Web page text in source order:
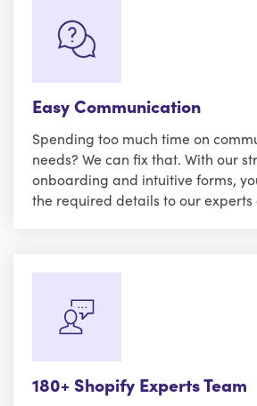
Easy Communication
Spending too much time on
needs? We can fix that. With our
onboarding and intuitive forms,
the required details to our experts
180+ Shopify Experts Team